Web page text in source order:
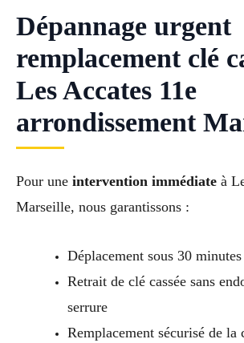
Dépannage urgent
remplacement clé
Les Accates 11e
arrondissement
Pour une intervention immédiate à
Marseille, nous garantissons :
Déplacement sous 30 minutes
Retrait de clé cassée sans
serrure
Remplacement sécurisé de la